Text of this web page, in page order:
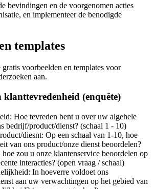
bevindingen en de voorgenomen acties
en implementeer de benodigde
templates
voorbeelden en templates voor
aan.
klanttevredenheid (enquête)
Hoe tevreden bent u over uw algehele
bedrijf/product/dienst? (schaal 1 - 10)
diesnt: Op een schaal van 1-10, hoe
van ons product/onze dienst beoordelen?
zou u onze klantenservice beoordelen op
interacties? (open vraag / schaal)
In hoeverre voldoet ons
aan uw verwachtingen op het gebied van